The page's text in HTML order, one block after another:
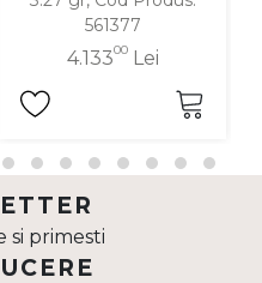
561377
4.13300Lei
si primesti